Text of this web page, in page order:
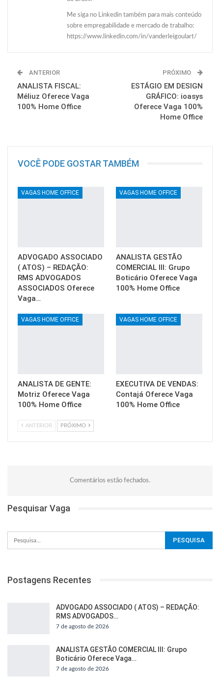
Me siga no Linkedin também para mais conteúdo
sobre empregabilidade e mercado de trabalho:
https://www.linkedin.com/in/vanderleigoulart/
ANTERIOR
ANALISTA FISCAL:
Méliuz Oferece Vaga
100% Home Office
PRÓXIMO
ESTÁGIO EM DESIGN
GRÁFICO: ioasys
Oferece Vaga 100%
Home Office
VOCÊ PODE GOSTAR TAMBÉM
VAGAS HOME OFFICE
ADVOGADO ASSOCIADO
( ATOS) – REDAÇÃO:
RMS ADVOGADOS
ASSOCIADOS Oferece
Vaga…
VAGAS HOME OFFICE
ANALISTA GESTÃO
COMERCIAL III: Grupo
Boticário Oferece Vaga
100% Home Office
VAGAS HOME OFFICE
ANALISTA DE GENTE:
Motriz Oferece Vaga
100% Home Office
VAGAS HOME OFFICE
EXECUTIVA DE VENDAS:
Contajá Oferece Vaga
100% Home Office
ANTERIOR PRÓXIMO
Comentários estão fechados.
Pesquisar Vaga
Postagens Recentes
ADVOGADO ASSOCIADO ( ATOS) – REDAÇÃO:
RMS ADVOGADOS…
7 de agosto de 2026
ANALISTA GESTÃO COMERCIAL III: Grupo
Boticário Oferece Vaga…
7 de agosto de 2026